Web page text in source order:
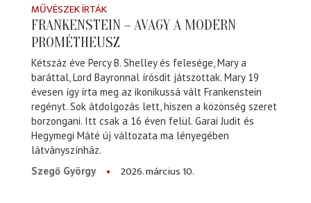
MŰVÉSZEK ÍRTÁK
FRANKENSTEIN – AVAGY A MODERN
PROMÉTHEUSZ
Kétszáz éve Percy B. Shelley és felesége, Mary a
baráttal, Lord Bayronnal írósdit játszottak. Mary 19
évesen így írta meg az ikonikussá vált Frankenstein
regényt. Sok átdolgozás lett, hiszen a közönség szeret
borzongani. Itt csak a 16 éven felül. Garai Judit és
Hegymegi Máté új változata ma lényegében
látványszínház.
Szegő György
2026. március 10.